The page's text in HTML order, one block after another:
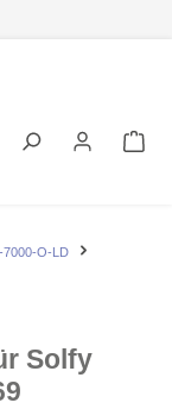
7000-O-LD
Solfy